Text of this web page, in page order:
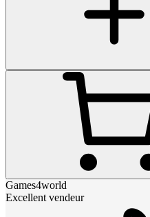
Games4world
Excellent vendeur